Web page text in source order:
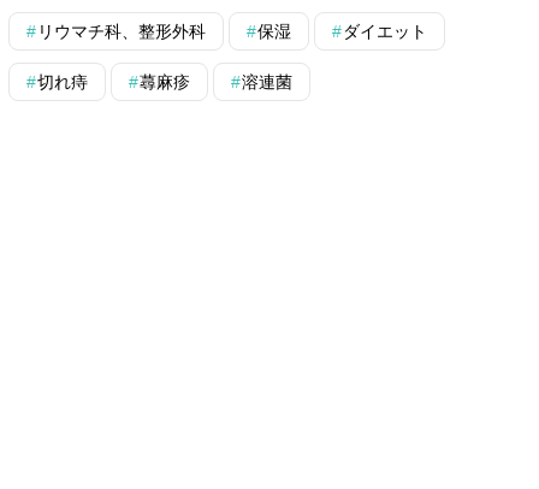
リウマチ科、整形外科 保湿 ダイエット
切れ痔 蕁麻疹 溶連菌